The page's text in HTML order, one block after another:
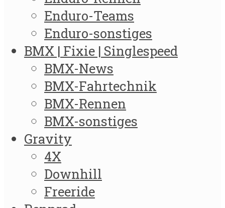
Enduro-Teams
Enduro-sonstiges
BMX | Fixie | Singlespeed
BMX-News
BMX-Fahrtechnik
BMX-Rennen
BMX-sonstiges
Gravity
4X
Downhill
Freeride